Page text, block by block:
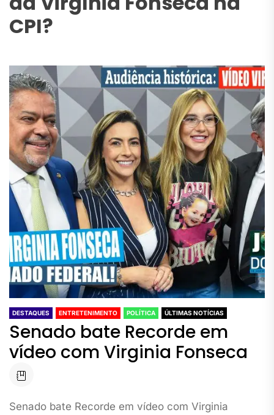
CPI?
DESTAQUES ENTRETENIMENTO POLÍTICA ÚLTIMAS NOTÍCIAS
Senado bate Recorde em
vídeo com Virginia Fonseca
Senado bate Recorde em vídeo com Virginia